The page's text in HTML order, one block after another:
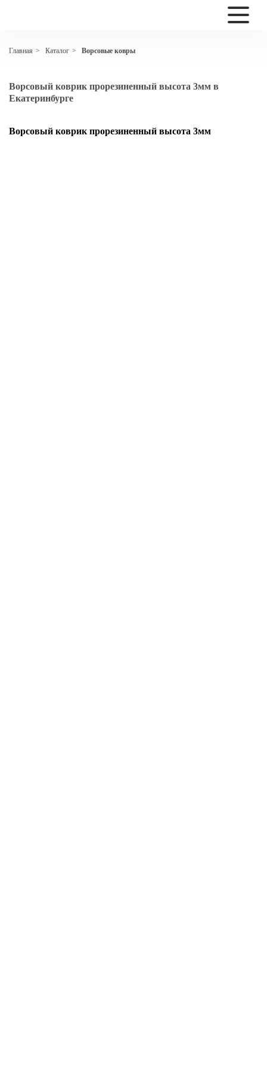
Главная > Каталог > Ворсовые ковры
Ворсовый коврик прорезиненный высота 3мм в
Екатеринбурге
Ворсовый коврик прорезиненный высота 3мм